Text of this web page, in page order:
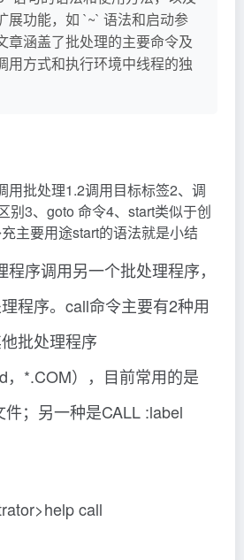
展功能，如 `~` 语法和启动参
章涵盖了批处理的主要命令及
用方式和执行环境中线程的独
用批处理1.2调用目标标签2、调
别3、goto 命令4、start类似于创
主要用途start的语法就是小结
序调用另一个批处理程序，
程序。call命令主要有2种用
批处理程序
，*.COM），目前常用的是
；另一种是CALL :label
call